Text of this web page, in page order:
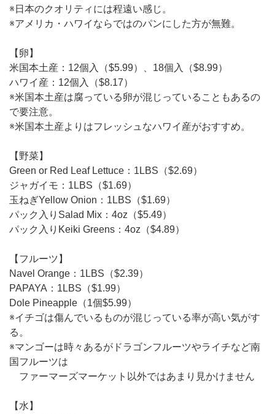
※日本のクオリティには程遠い感じ。
※アメリカ・ハワイならではのパンにした方が無難。
【卵】
米国本土産：12個入（$5.99）、18個入（$8.99）
ハワイ産：12個入（$8.17）
※米国本土産は腐っている卵が混じっていることもあるの
で要注意。
※米国本土産よりはフレッシュなハワイ産がおすすめ。
【野菜】
Green or Red Leaf Lettuce：1LBS（$2.69）
ジャガイモ：1LBS（$1.69）
玉ねぎYellow Onion：1LBS（$1.69）
パック入りSalad Mix：4oz（$5.49）
パック入りKeiki Greens：4oz（$4.89）
【フルーツ】
Navel Orange：1LBS（$2.39）
PAPAYA：1LBS（$1.99）
Dole Pineapple（1個$5.99）
※イチゴは傷んでいるものが混じっている率が高い気がす
る。
※マンゴーは時々あるがドラゴンフルーツやライチなど南
国フルーツは
ファーマーズマーケット以外ではあまり見かけません
【水】